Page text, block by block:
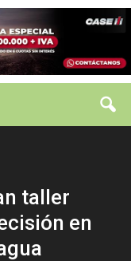
taller
en